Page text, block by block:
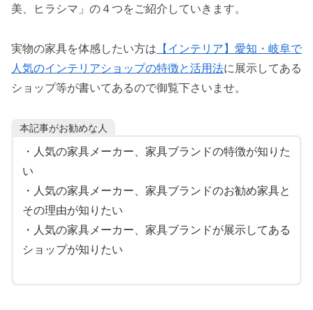
美、ヒラシマ」の４つをご紹介していきます。
実物の家具を体感したい方は 【インテリア】愛知・岐阜で
人気のインテリアショップの特徴と活用法に展示してある
ショップ等が書いてあるので御覧下さいませ。
本記事がお勧めな人
・人気の家具メーカー、家具ブランドの特徴が知りた
い
・人気の家具メーカー、家具ブランドのお勧め家具と
その理由が知りたい
・人気の家具メーカー、家具ブランドが展示してある
ショップが知りたい